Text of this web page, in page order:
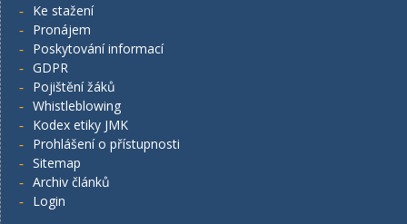
Ke stažení
Pronájem
Poskytování informací
GDPR
Pojištění žáků
Whistleblowing
Kodex etiky JMK
Prohlášení o přístupnosti
Sitemap
Archiv článků
Login